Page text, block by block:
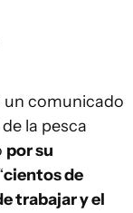
un comunicado
la pesca
por su
cientos de
trabajar y el